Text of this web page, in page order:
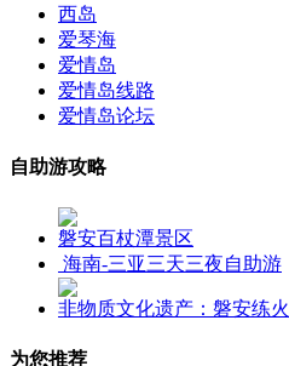
西岛
爱琴海
爱情岛
爱情岛线路
爱情岛论坛
自助游攻略
磐安百杖潭景区
海南-三亚三天三夜自助游
非物质文化遗产：磐安练火
为您推荐